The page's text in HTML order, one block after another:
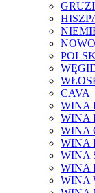
CAVA
WINA
WINA
WINA
WINA
WINA
WINA
WINA